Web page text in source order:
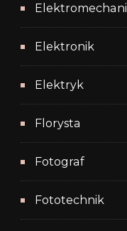
Elektronik
Elektryk
Florysta
Fotograf
Fototechnik